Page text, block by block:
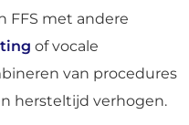
FFS met andere
of vocale
van procedures
hersteltijd verhogen.